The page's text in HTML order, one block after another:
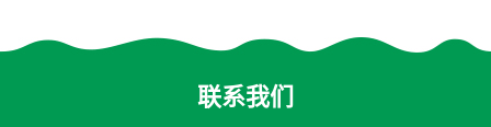
蚀
联系我们